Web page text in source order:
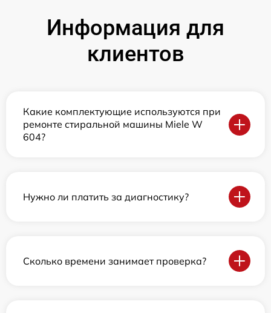
Информация для
клиентов
Какие комплектующие используются при
ремонте стиральной машины Miele W
604?
Нужно ли платить за диагностику?
Сколько времени занимает проверка?